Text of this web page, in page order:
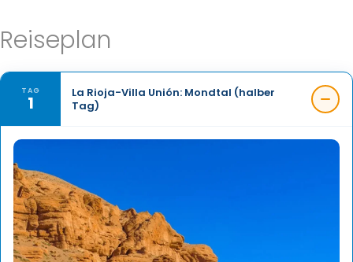
Reiseplan
TAG
1
La Rioja-Villa Unión: Mondtal (halber
Tag)